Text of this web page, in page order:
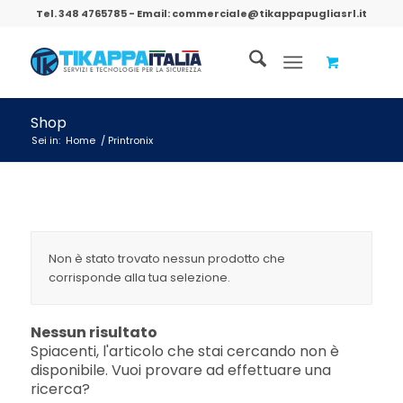
Tel.348 4765785- Email:commerciale@tikappapugliasrl.it
Shop
Sei in: Home / Printronix
Non è stato trovato nessun prodotto che
corrisponde alla tua selezione.
Nessun risultato
Spiacenti, l'articolo che stai cercando non è
disponibile. Vuoi provare ad effettuare una
ricerca?